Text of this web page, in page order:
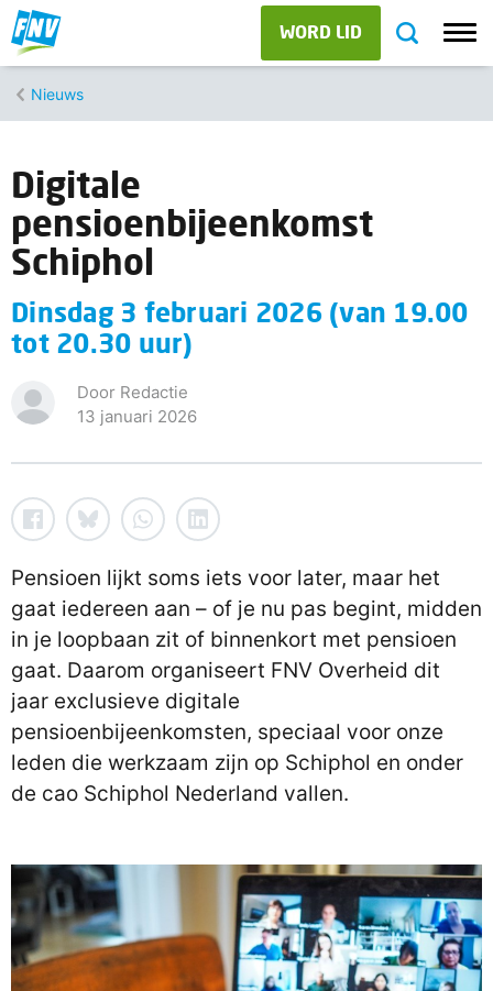
WORD LID
Nieuws
Digitale
pensioenbijeenkomst
Schiphol
Dinsdag 3 februari 2026 (van 19.00
tot 20.30 uur)
Door Redactie
13 januari 2026
Pensioen lijkt soms iets voor later, maar het
gaat iedereen aan – of je nu pas begint, midden
in je loopbaan zit of binnenkort met pensioen
gaat. Daarom organiseert FNV Overheid dit
jaar exclusieve digitale
pensioenbijeenkomsten, speciaal voor onze
leden die werkzaam zijn op Schiphol en onder
de cao Schiphol Nederland vallen.